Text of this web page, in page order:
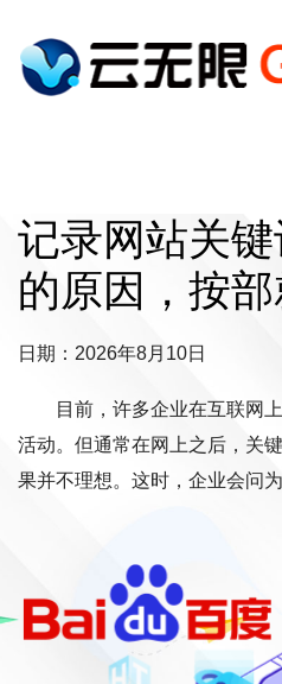
记录网站关
的原因，按
日期：2026年8月10日
目前，许多企业在互联网
活动。但通常在网上之后，关
果并不理想。这时，企业会问